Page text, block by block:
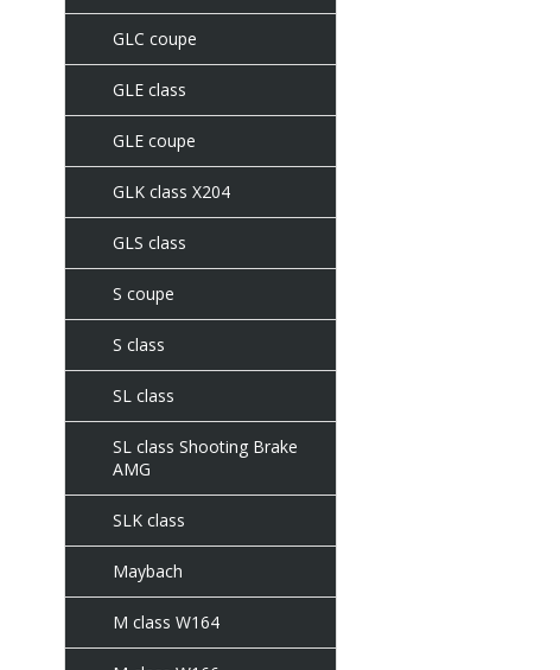
GLC coupe
GLE class
GLE coupe
GLK class X204
GLS class
S coupe
S class
SL class
SL class Shooting Brake
AMG
SLK class
Maybach
M class W164